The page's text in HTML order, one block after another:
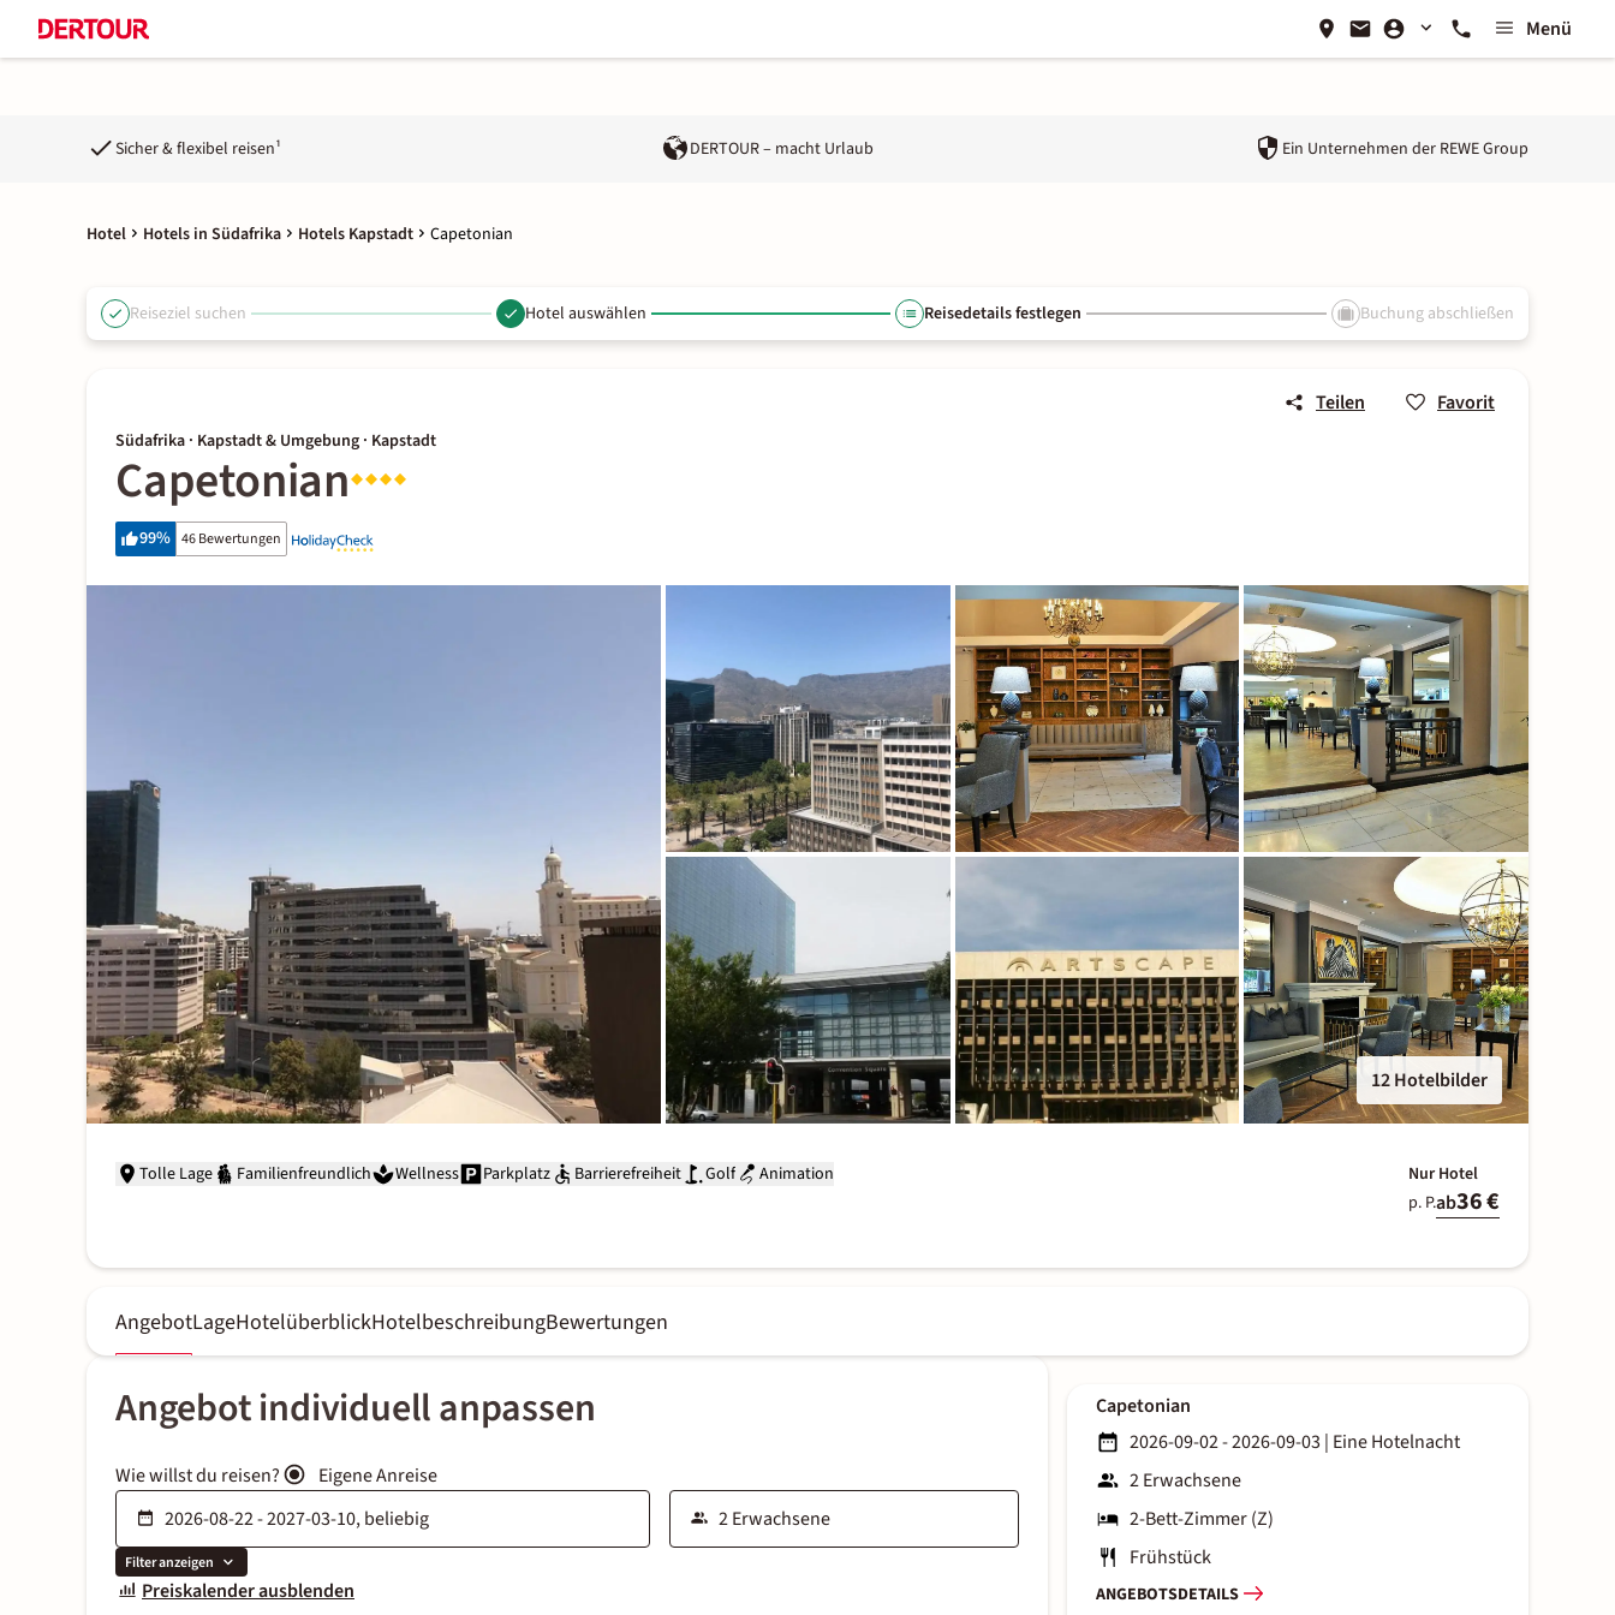
Menü
Sicher & flexibel reisen¹ DERTOUR – macht Urlaub Ein Unternehmen der REWE Group
Hotel Hotels in Südafrika Hotels Kapstadt Capetonian
Reiseziel suchen Hotel auswählen Reisedetails festlegen Buchung abschließen
Teilen Favorit
Südafrika · Kapstadt & Umgebung · Kapstadt
Capetonian
99% 46 Bewertungen
12 Hotelbilder
Tolle Lage Familienfreundlich Wellness Parkplatz Barrierefreiheit Golf Animation
Nur Hotel
p. P.ab36 €
AngebotLageHotelüberblickHotelbeschreibungBewertungen
Angebot individuell anpassen
Wie willst du reisen? Eigene Anreise
Filter anzeigen
Preiskalender ausblenden
Capetonian
2026-09-02 - 2026-09-03 | Eine Hotelnacht
2 Erwachsene
2-Bett-Zimmer (Z)
Frühstück
ANGEBOTSDETAILS